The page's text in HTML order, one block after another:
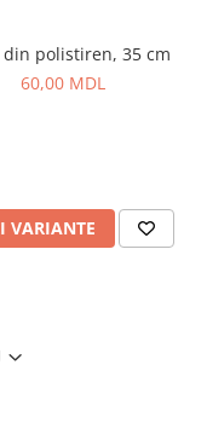
din polistiren, 35 cm
60,00 MDL
VARIANTE